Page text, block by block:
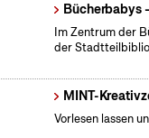
Bücherbabys
Im Zentrum der
der
MINT-
Vorlesen lassen